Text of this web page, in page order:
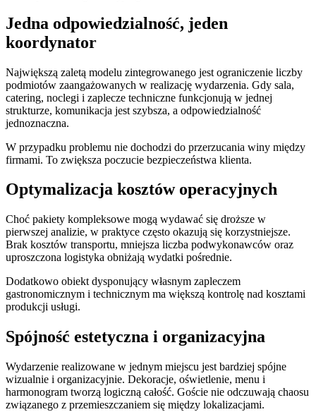
Jedna odpowiedzialność, jeden
koordynator
Największą zaletą modelu zintegrowanego jest ograniczenie liczby
podmiotów zaangażowanych w realizację wydarzenia. Gdy sala,
catering, noclegi i zaplecze techniczne funkcjonują w jednej
strukturze, komunikacja jest szybsza, a odpowiedzialność
jednoznaczna.
W przypadku problemu nie dochodzi do przerzucania winy między
firmami. To zwiększa poczucie bezpieczeństwa klienta.
Optymalizacja kosztów operacyjnych
Choć pakiety kompleksowe mogą wydawać się droższe w
pierwszej analizie, w praktyce często okazują się korzystniejsze.
Brak kosztów transportu, mniejsza liczba podwykonawców oraz
uproszczona logistyka obniżają wydatki pośrednie.
Dodatkowo obiekt dysponujący własnym zapleczem
gastronomicznym i technicznym ma większą kontrolę nad kosztami
produkcji usługi.
Spójność estetyczna i organizacyjna
Wydarzenie realizowane w jednym miejscu jest bardziej spójne
wizualnie i organizacyjnie. Dekoracje, oświetlenie, menu i
harmonogram tworzą logiczną całość. Goście nie odczuwają chaosu
związanego z przemieszczaniem się między lokalizacjami.